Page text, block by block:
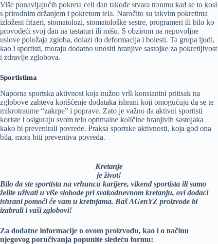
Više ponavljajućih pokreta celi dan takođe stvara traumu kad se to kosi
s prirodnim držanjem i pokretom tela. Naročito su takvim pokretima
izloženi frizeri, stomatolozi, stomatološke sestre, programeri ili bilo ko
provodeći svoj dan na tastaturi ili mišu. S obzirom na nepovoljne
uslove položaja zgloba, dolazi do deformacija i bolesti. Ta grupa ljudi,
kao i sportisti, moraju dodatno unositi hranjive sastojke za pokretljivost
i zdravlje zglobova.
Sportistima
Naporna sportska aktivnost koja nužno vrši konstantni pritisak na
zglobove zahteva korišćenje dodataka ishrani koji omogućuju da se te
mikrotraume “zakrpe” i poprave. Zato je važno da aktivni sportisti
koriste i osiguraju svom telu optimalne količine hranjivih sastojaka
kako bi prevenirali povrede. Praksa sportske aktivnosti, koja god ona
bila, mora biti preventiva povreda.
Kretanje
je život!
Bilo da ste sportista na vrhuncu karijere, vikend sportista ili samo
želite uživati u više slobode pri svakodnevnom kretanju, ovi dodaci
ishrani pomoći će vam u kretnjama. Baš AGenYZ proizvode bi
izabrali i vaši zglobovi!
Za dodatne informacije o ovom proizvodu, kao i o načinu
njegovog poručivanja popunite sledeću formu: